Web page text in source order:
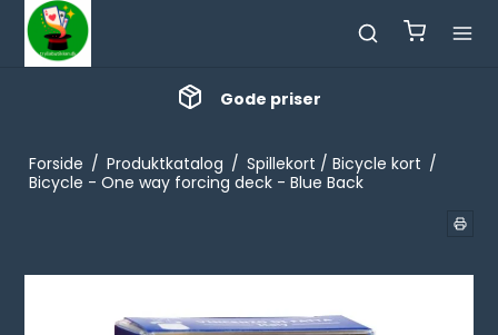
Gode priser
Forside / Produktkatalog / Spillekort / Bicycle kort /
Bicycle - One way forcing deck - Blue Back